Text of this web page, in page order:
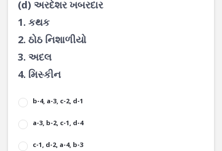
(d) અરદેશર ખબરદાર
1. કથક
2. ઠોઠ નિશાળીયો
3. અદલ
4. મિસ્કીન
b-4, a-3, c-2, d-1
a-3, b-2, c-1, d-4
c-1, d-2, a-4, b-3